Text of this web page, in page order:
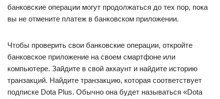
банковские операции могут продолжаться до тех пор, пока
вы не отмените платеж в банковском приложении.
Чтобы проверить свои банковские операции, откройте
банковское приложение на своем смартфоне или
компьютере. Зайдите в свой аккаунт и найдите историю
транзакций. Найдите транзакцию, которая соответствует
подписке Dota Plus. Обычно она будет называться «Dota